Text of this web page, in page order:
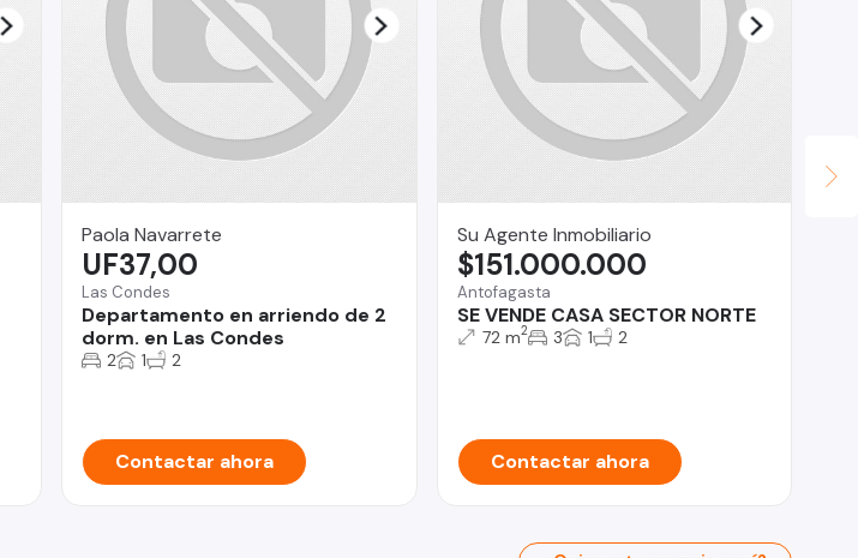
Paola Navarrete
Las Condes
Departamento en arriendo de 2
dorm. en Las Condes
UF37,00
2 1 2
Contactar ahora
Su Agente Inmobiliario
Antofagasta
SE VENDE CASA SECTOR NORTE
$151.000.000
72 m2 3 1 2
Contactar ahora